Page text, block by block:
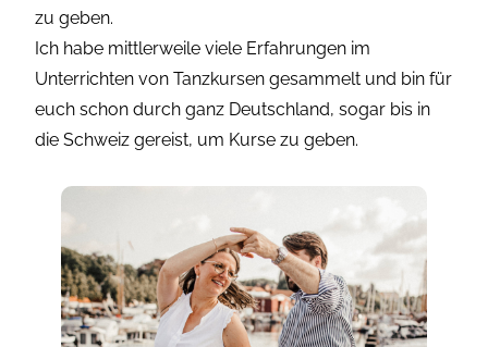
zu geben.
Ich habe mittlerweile viele Erfahrungen im
Unterrichten von Tanzkursen gesammelt und bin für
euch schon durch ganz Deutschland, sogar bis in
die Schweiz gereist, um Kurse zu geben.